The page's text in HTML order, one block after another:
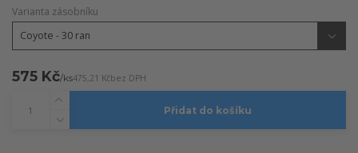
Varianta zásobníku
575 Kč/ks475,21 Kčbez DPH
Přidat do košíku